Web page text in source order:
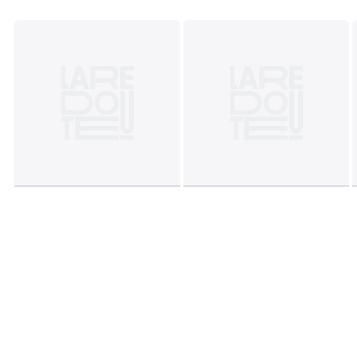
• Diameter buis: 38 mm